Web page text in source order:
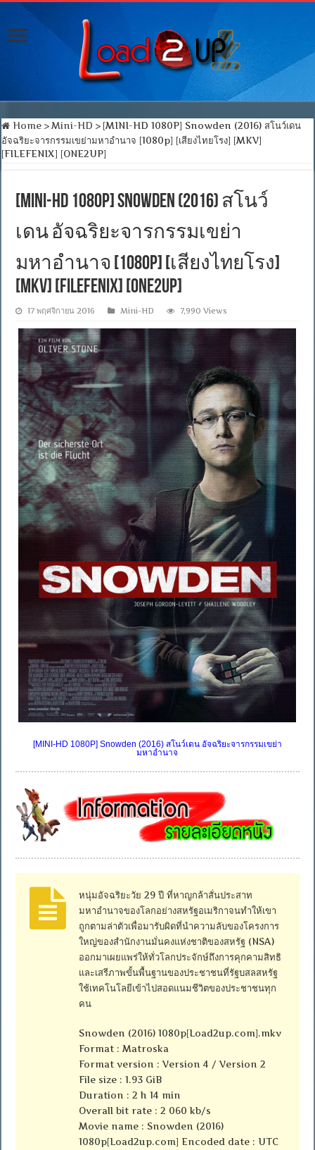
Home > Mini-HD > [MINI-HD 1080P] Snowden (2016) สโนว์เดน
อัจฉริยะจารกรรมเขย่ามหาอำนาจ [1080p] [เสียงไทยโรง] [MKV]
[FILEFENIX] [ONE2UP]
[MINI-HD 1080P] Snowden (2016) สโนว์
เดน อัจฉริยะจารกรรมเขย่า
มหาอำนาจ [1080p] [เสียงไทยโรง]
[MKV] [FILEFENIX] [ONE2UP]
17 พฤศจิกายน 2016 Mini-HD 7,990 Views
[MINI-HD 1080P] Snowden (2016) สโนว์เดน อัจฉริยะจารกรรมเขย่า
มหาอำนาจ
หนุ่มอัจฉริยะวัย 29 ปี ที่หาญกล้าสั่นประสาท
มหาอำนาจของโลกอย่างสหรัฐอเมริกาจนทำให้เขา
ถูกตามล่าตัวเพื่อมารับผิดที่นำความลับของโครงการ
ใหญ่ของสำนักงานมั่นคงแห่งชาติของสหรัฐ (NSA)
ออกมาเผยแพร่ให้ทั่วโลกประจักษ์ถึงการคุกคามสิทธิ
และเสรีภาพขั้นพื้นฐานของประชาชนที่รัฐบสลสหรัฐ
ใช้เทคโนโลยีเข้าไปสอดแนมชีวิตของประชาชนทุก
คน
Snowden (2016) 1080p[Load2up.com].mkv
Format : Matroska
Format version : Version 4 / Version 2
File size : 1.93 GiB
Duration : 2 h 14 min
Overall bit rate : 2 060 kb/s
Movie name : Snowden (2016)
1080p[Load2up.com] Encoded date : UTC